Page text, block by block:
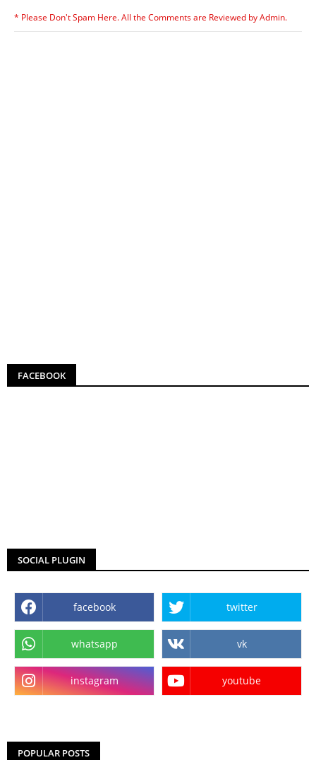
* Please Don't Spam Here. All the Comments are Reviewed by Admin.
FACEBOOK
SOCIAL PLUGIN
facebook twitter
whatsapp vk
instagram youtube
POPULAR POSTS